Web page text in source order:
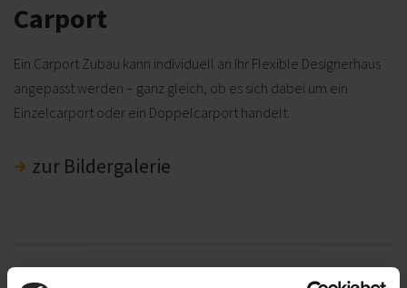
Carport
Ein Carport Zubau kann individuell an Ihr Flexible Designerhaus
angepasst werden – ganz gleich, ob es sich dabei um ein
Einzelcarport oder ein Doppelcarport handelt.
zur Bildergalerie